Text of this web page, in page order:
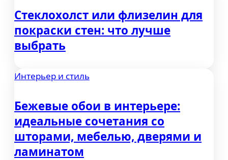
Стеклохолст или флизелин для
покраски стен: что лучше
выбрать
Интерьер и стиль
Бежевые обои в интерьере:
идеальные сочетания со
шторами, мебелью, дверями и
ламинатом